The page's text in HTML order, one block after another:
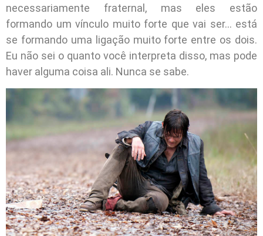
necessariamente fraternal, mas eles estão
formando um vínculo muito forte que vai ser… está
se formando uma ligação muito forte entre os dois.
Eu não sei o quanto você interpreta disso, mas pode
haver alguma coisa ali. Nunca se sabe.